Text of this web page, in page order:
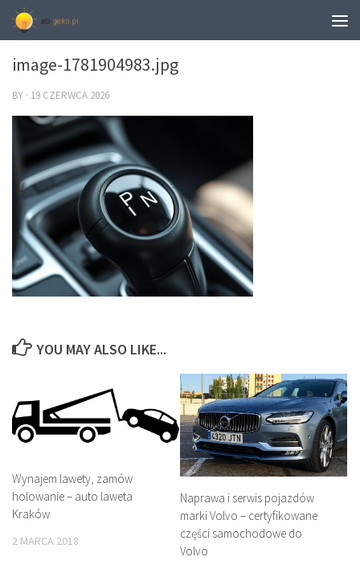
0
image-1781904983.jpg
BY · 19 CZERWCA 2026
YOU MAY ALSO LIKE...
Wynajem lawety, zamów
holowanie – auto laweta
Kraków
2 MARCA 2018
Naprawa i serwis pojazdów
marki Volvo – certyfikowane
części samochodowe do
Volvo